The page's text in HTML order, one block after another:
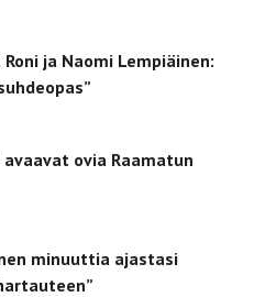
ja Naomi Lempiäinen:
ovia Raamatun
minuuttia ajastasi